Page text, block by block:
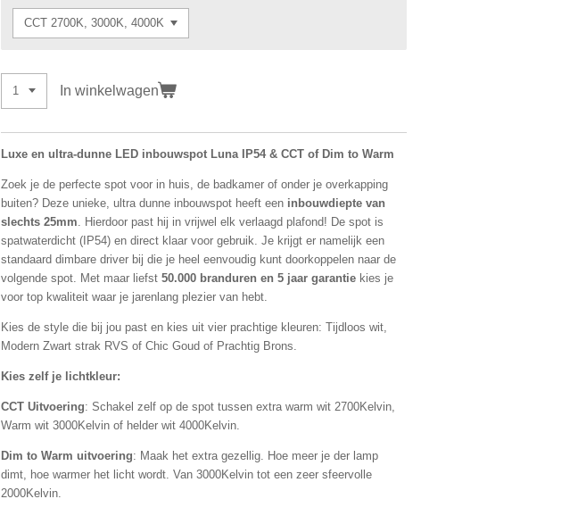
In winkelwagen
Luxe en ultra-dunne LED inbouwspot Luna IP54 & CCT of Dim to Warm
Zoek je de perfecte spot voor in huis, de badkamer of onder je overkapping
buiten? Deze unieke, ultra dunne inbouwspot heeft een inbouwdiepte van
slechts 25mm. Hierdoor past hij in vrijwel elk verlaagd plafond! De spot is
spatwaterdicht (IP54) en direct klaar voor gebruik. Je krijgt er namelijk een
standaard dimbare driver bij die je heel eenvoudig kunt doorkoppelen naar de
volgende spot. Met maar liefst 50.000 branduren en 5 jaar garantie kies je
voor top kwaliteit waar je jarenlang plezier van hebt.
Kies de style die bij jou past en kies uit vier prachtige kleuren: Tijdloos wit,
Modern Zwart strak RVS of Chic Goud of Prachtig Brons.
Kies zelf je lichtkleur:
CCT Uitvoering: Schakel zelf op de spot tussen extra warm wit 2700Kelvin,
Warm wit 3000Kelvin of helder wit 4000Kelvin.
Dim to Warm uitvoering: Maak het extra gezellig. Hoe meer je der lamp
dimt, hoe warmer het licht wordt. Van 3000Kelvin tot een zeer sfeervolle
2000Kelvin.